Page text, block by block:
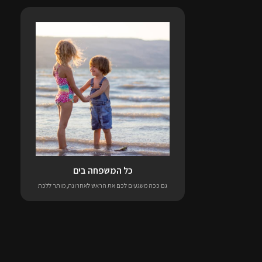
כל המשפחה בים
גם ככה משגעים לכם את הראש לאחרונה, מותר ללכת